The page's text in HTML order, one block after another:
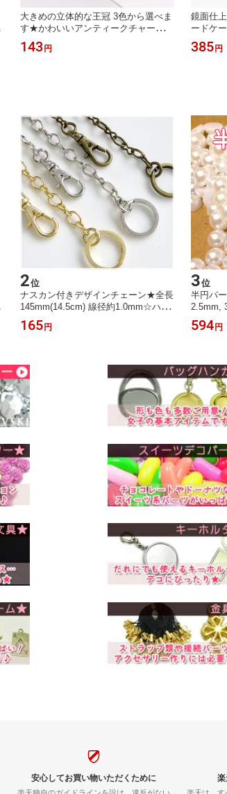
大きめの立体的な王冠 3色から選べま
す★かわいいアンティークチャーム
クラウン
143 円
鏡面仕
ードケ
385 円
2位
ナスカン付きデザインチェーン★全長
145mm(14.5cm) 線径約1.0mm☆ハン
ドメイド バッグチェーン キーホルダ
ー【RCP】
165 円
3位
半円パ
2.5mm,
m,
ワイト
594 円
安心してお買い物いただくために 楽